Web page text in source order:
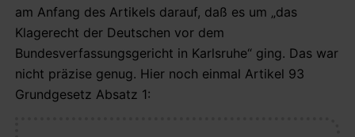
am Anfang des Artikels darauf, daß es um „das
Klagerecht der Deutschen vor dem
Bundesverfassungsgericht in Karlsruhe“ ging. Das war
nicht präzise genug. Hier noch einmal Artikel 93
Grundgesetz Absatz 1: